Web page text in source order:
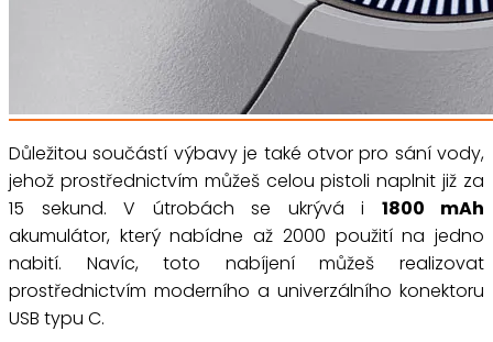
Důležitou součástí výbavy je také otvor pro sání vody,
jehož prostřednictvím můžeš celou pistoli naplnit již za
15 sekund. V útrobách se ukrývá i 1800 mAh
akumulátor, který nabídne až 2000 použití na jedno
nabití. Navíc, toto nabíjení můžeš realizovat
prostřednictvím moderního a univerzálního konektoru
USB typu C.